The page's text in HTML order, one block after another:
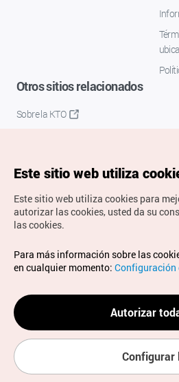
Otros sitios relacionados
Sobre la KTO
Copyrights © Organización de
derechos reservados.
Para informes de errores y
sitio web, dirija sus consultas al
spanish@knto.or.kr
Este sitio web utiliza
Este sitio web utiliza cookies para
autorizar las cookies, usted da su
las cookies.
Para más información sobre las
en cualquier momento: Configuración
Autorizar
Configurar